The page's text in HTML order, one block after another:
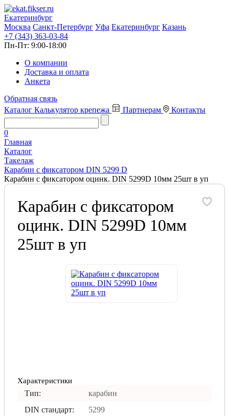
Екатеринбург
Москва Санкт-Петербург Уфа Екатеринбург Казань
+7 (343) 363-03-84
Пн-Пт: 9:00-18:00
О компании
Доставка и оплата
Анкета
Обратная связь
Каталог Калькулятор крепежа Партнерам Контакты
0
Главная
Каталог
Такелаж
Карабин с фиксатором DIN 5299 D
Карабин с фиксатором оцинк. DIN 5299D 10мм 25шт в уп
Карабин с фиксатором
оцинк. DIN 5299D 10мм
25шт в уп
Характеристики
Тип:
карабин
DIN стандарт:
5299